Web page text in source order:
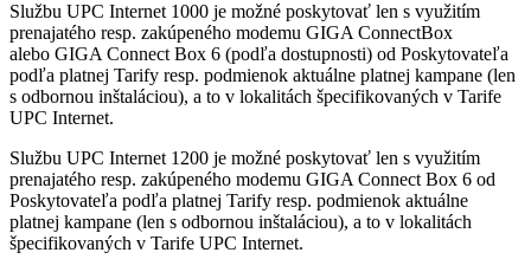
Službu UPC Internet 1000 je možné poskytovať len s využitím
prenajatého resp. zakúpeného modemu GIGA ConnectBox
alebo GIGA Connect Box 6 (podľa dostupnosti) od Poskytovateľa
podľa platnej Tarify resp. podmienok aktuálne platnej kampane (len
s odbornou inštaláciou), a to v lokalitách špecifikovaných v Tarife
UPC Internet.
Službu UPC Internet 1200 je možné poskytovať len s využitím
prenajatého resp. zakúpeného modemu GIGA Connect Box 6 od
Poskytovateľa podľa platnej Tarify resp. podmienok aktuálne
platnej kampane (len s odbornou inštaláciou), a to v lokalitách
špecifikovaných v Tarife UPC Internet.